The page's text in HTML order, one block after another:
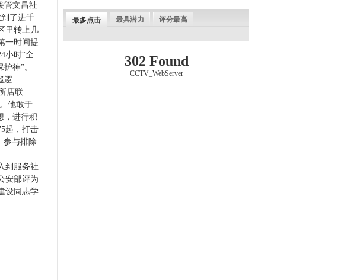
最多点击 最具潜力 评分最高
302 Found
CCTV_WebServer
管文昌社
了进千
里转上几
一时间提
小时“全
神”。
逻
店联
他敢于
，进行积
起，打击
参与排除
到服务社
安部评为
设同志学